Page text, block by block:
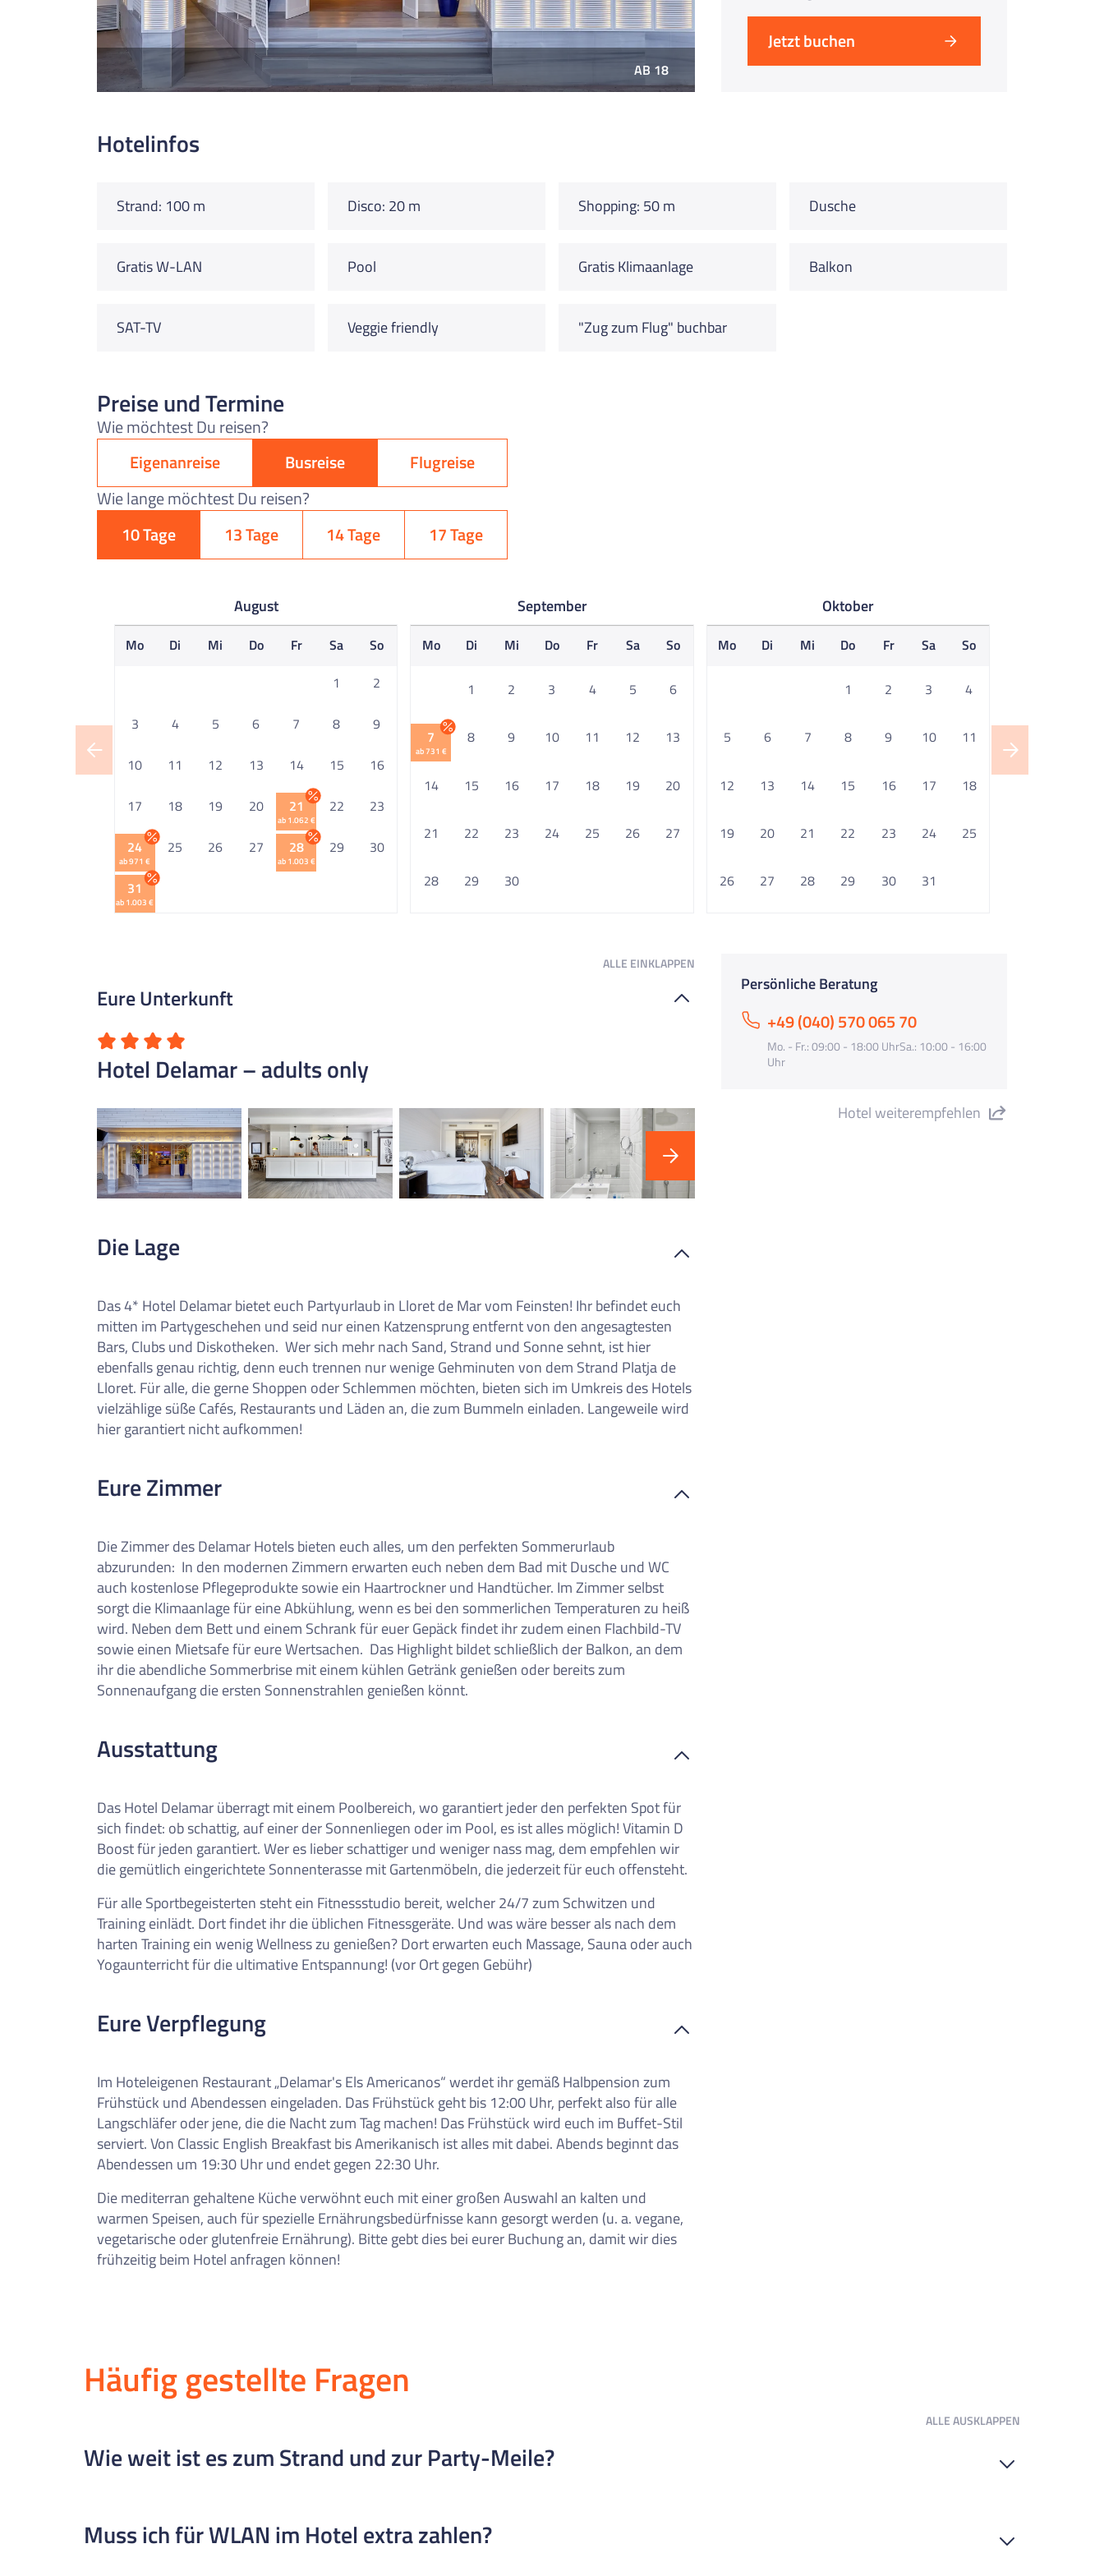
0Reise/n auf deiner Merkliste
AB 18
Jetzt buchen
Hotelinfos
Strand: 100 m Disco: 20 m Shopping: 50 m Dusche
Gratis W-LAN Pool Gratis Klimaanlage Balkon
SAT-TV Veggie friendly "Zug zum Flug" buchbar
Preise und Termine
Wie möchtest Du reisen?
Eigenanreise
Busreise
Flugreise
Wie lange möchtest Du reisen?
10 Tage
13 Tage 14 Tage 17 Tage
August
Mo Di Mi Do Fr Sa
So
1
2
3 4 5 6 7 8 9
10 11 12 13 14 15 16
17 18 19 20 21
ab 1.062 €
22 23
24
ab 971 €
25 26 27 28
ab 1.003 €
29 30
31
ab 1.003 €
September
Mo Di Mi Do Fr Sa So
1 2 3 4 5 6
7
ab 731 €
8 9 10 11 12 13
14 15 16 17 18 19 20
21 22 23 24 25 26 27
28 29 30
Oktober
Mo Di Mi Do Fr Sa So
1 2 3 4
5 6 7 8 9 10 11
12 13 14 15 16 17 18
19 20 21 22 23 24 25
26 27 28 29 30 31
ALLE EINKLAPPEN
Eure Unterkunft
Hotel Delamar – adults only
Die Lage
Das 4* Hotel Delamar bietet euch Partyurlaub in Lloret de Mar vom Feinsten! Ihr befindet euch
mitten im Partygeschehen und seid nur einen Katzensprung entfernt von den angesagtesten
Bars, Clubs und Diskotheken. Wer sich mehr nach Sand, Strand und Sonne sehnt, ist hier
ebenfalls genau richtig, denn euch trennen nur wenige Gehminuten von dem Strand Platja de
Lloret. Für alle, die gerne Shoppen oder Schlemmen möchten, bieten sich im Umkreis des Hotels
vielzählige süße Cafés, Restaurants und Läden an, die zum Bummeln einladen. Langeweile wird
hier garantiert nicht aufkommen!
Eure Zimmer
Die Zimmer des Delamar Hotels bieten euch alles, um den perfekten Sommerurlaub
abzurunden: In den modernen Zimmern erwarten euch neben dem Bad mit Dusche und WC
auch kostenlose Pflegeprodukte sowie ein Haartrockner und Handtücher. Im Zimmer selbst
sorgt die Klimaanlage für eine Abkühlung, wenn es bei den sommerlichen Temperaturen zu heiß
wird. Neben dem Bett und einem Schrank für euer Gepäck findet ihr zudem einen Flachbild-TV
sowie einen Mietsafe für eure Wertsachen. Das Highlight bildet schließlich der Balkon, an dem
ihr die abendliche Sommerbrise mit einem kühlen Getränk genießen oder bereits zum
Sonnenaufgang die ersten Sonnenstrahlen genießen könnt.
Ausstattung
Das Hotel Delamar überragt mit einem Poolbereich, wo garantiert jeder den perfekten Spot für
sich findet: ob schattig, auf einer der Sonnenliegen oder im Pool, es ist alles möglich! Vitamin D
Boost für jeden garantiert. Wer es lieber schattiger und weniger nass mag, dem empfehlen wir
die gemütlich eingerichtete Sonnenterasse mit Gartenmöbeln, die jederzeit für euch offensteht.
Für alle Sportbegeisterten steht ein Fitnessstudio bereit, welcher 24/7 zum Schwitzen und
Training einlädt. Dort findet ihr die üblichen Fitnessgeräte. Und was wäre besser als nach dem
harten Training ein wenig Wellness zu genießen? Dort erwarten euch Massage, Sauna oder auch
Yogaunterricht für die ultimative Entspannung! (vor Ort gegen Gebühr)
Eure Verpflegung
Im Hoteleigenen Restaurant „Delamar's Els Americanos“ werdet ihr gemäß Halbpension zum
Frühstück und Abendessen eingeladen. Das Frühstück geht bis 12:00 Uhr, perfekt also für alle
Langschläfer oder jene, die die Nacht zum Tag machen! Das Frühstück wird euch im Buffet-Stil
serviert. Von Classic English Breakfast bis Amerikanisch ist alles mit dabei. Abends beginnt das
Abendessen um 19:30 Uhr und endet gegen 22:30 Uhr.
Die mediterran gehaltene Küche verwöhnt euch mit einer großen Auswahl an kalten und
warmen Speisen, auch für spezielle Ernährungsbedürfnisse kann gesorgt werden (u. a. vegane,
vegetarische oder glutenfreie Ernährung). Bitte gebt dies bei eurer Buchung an, damit wir dies
frühzeitig beim Hotel anfragen können!
Persönliche Beratung
+49 (040) 570 065 70
Mo. - Fr.: 09:00 - 18:00 UhrSa.: 10:00 - 16:00
Uhr
Hotel weiterempfehlen
Häufig gestellte Fragen
ALLEAUSKLAPPEN
Wie weit ist es zum Strand und zur Party-Meile?
sich quasi direkt um die Ecke, sodass man schnell mitten im Nachtleben ist.
Muss ich für WLAN im Hotel extra zahlen?